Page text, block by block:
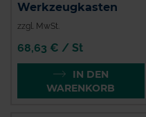
Werkzeugkasten
zzgl. MwSt.
68,63 € / St
IN DEN
WARENKORB